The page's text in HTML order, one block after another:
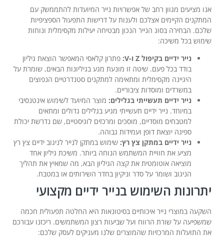
אנו מציעים מגוון רחב של אפשרויות נייר המיועדות להתממשק עם
המתקנים הקיימים אצלכם ולענות על דרישות התפעול הספציפיות
שלכם. הבחירה בסוג הנייר הנכון מבטיחה יעילות מקסימלית ונוחות
שימוש בכל משיכה:
נייר ידיים בקיפול Z ו-V:
פתרון קלאסי המאפשר הוצאת גיליון
בודד בכל פעם. שיטה זו מונעת מגע בגיליונות הבאים, שומרת על
היגיינה מקסימלית ומתאימה למתקנים סטנדרטיים הנפוצים
במשרדים ומוסדות ציבוריים.
נייר ידיים תעשייתי בגלילים: מוצר המיועד לשימוש אינטנסיבי
במיוחד. נייר ידיים תעשייתי מגיע בגלילים גדולים ומתאים
למטבחים מוסדיים, מוסכים ומרכזים לוגיסטיים, שם נדרשת יכולת
ספיגה יוצאת דופן ועמידות גבוהה.
נייר ידיים במתקן צץ רץ: שימוש במתקן לנייר לניגוב ידיים צץ רץ
מציע את חוויית המשתמש הנוחה ביותר. משיכת גיליון אחד
מוציאה אוטומטית את קצה הגיליון הבא, מה שמאיץ את תהליך
הניגוב ושומר על סדר וניקיון בחדר השירותים או במטבח.
יתרונות השימוש בנייר ידיים מקצועי
השקעה במוצרי נייר איכותיים בסיטונאות היא החלטה תפעולית חכמה
שמשפיעה על שורת הרווח ועל שביעות רצון המשתמשים. ריכזנו עבורכם
את התועלות המרכזיות שהמוצרים שלנו מעניקים לעסק שלכם: